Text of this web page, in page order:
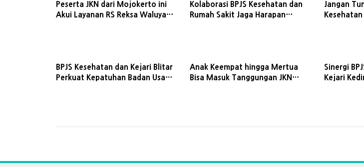
Peserta JKN dari Mojokerto ini
Akui Layanan RS Reksa Waluya
Kolaborasi BPJS Kesehatan dan
Rumah Sakit Jaga Harapan
Jangan
BPJS Kesehatan dan Kejari Blitar
Perkuat Kepatuhan Badan Usaha
Anak Keempat hingga Mertua
Bisa Masuk Tanggungan JKN
Sinergi
Kejari